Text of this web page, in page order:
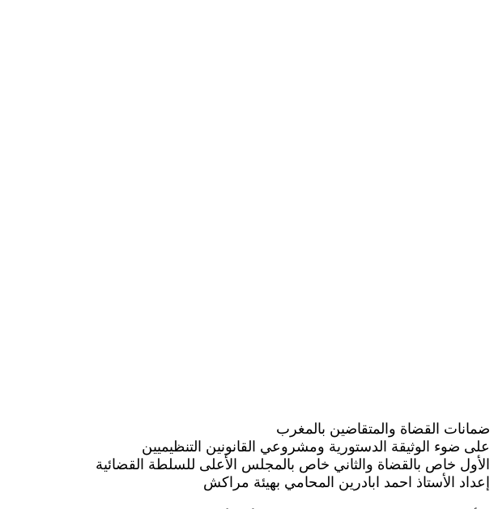
ضمانات القضاة والمتقاضين بالمغرب
على ضوء الوثيقة الدستورية ومشروعي القانونين التنظيميين
الأول خاص بالقضاة والثاني خاص بالمجلس الأعلى للسلطة القضائية
إعداد الأستاذ احمد ابادرين المحامي بهيئة مراكش